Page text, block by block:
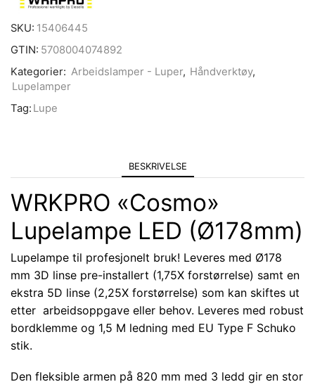
SKU: 15406445
GTIN: 5708004074892
Kategorier: Arbeidslamper - Luper, Håndverktøy,
Lupelamper
Tag: Lupe
BESKRIVELSE
WRKPRO «Cosmo»
Lupelampe LED (Ø178mm)
Lupelampe til profesjonelt bruk! Leveres med Ø178
mm 3D linse pre-installert (1,75X forstørrelse) samt en
ekstra 5D linse (2,25X forstørrelse) som kan skiftes ut
etter arbeidsoppgave eller behov. Leveres med robust
bordklemme og 1,5 M ledning med EU Type F Schuko
stik.
Den fleksible armen på 820 mm med 3 ledd gir en stor